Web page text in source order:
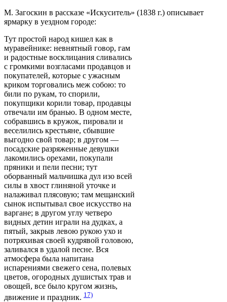
М. Загоскин в рассказе «Искуситель» (1838 г.) описывает
ярмарку в уездном городе:
Тут простой народ кишел как в
муравейнике: невнятный говор, гам
и радостные восклицания сливались
с громкими возгласами продавцов и
покупателей, которые с ужасным
криком торговались меж собою: то
били по рукам, то спорили,
покупщики корили товар, продавцы
отвечали им бранью. В одном месте,
собравшись в кружок, пировали и
веселились крестьяне, сбывшие
выгодно свой товар; в другом —
посадские разряженные девушки
лакомились орехами, покупали
пряники и пели песни; тут
оборванный мальчишка дул изо всей
силы в хвост глиняной уточке и
налаживал плясовую; там мещанский
сынок испытывал свое искусство на
варгане; в другом углу четверо
видных детин играли на дудках, а
пятый, закрыв левою рукою ухо и
потряхивая своей кудрявой головою,
заливался в удалой песне. Вся
атмосфера была напитана
испарениями свежего сена, полевых
цветов, огородных душистых трав и
овощей, все было кругом жизнь,
движение и праздник. 17)